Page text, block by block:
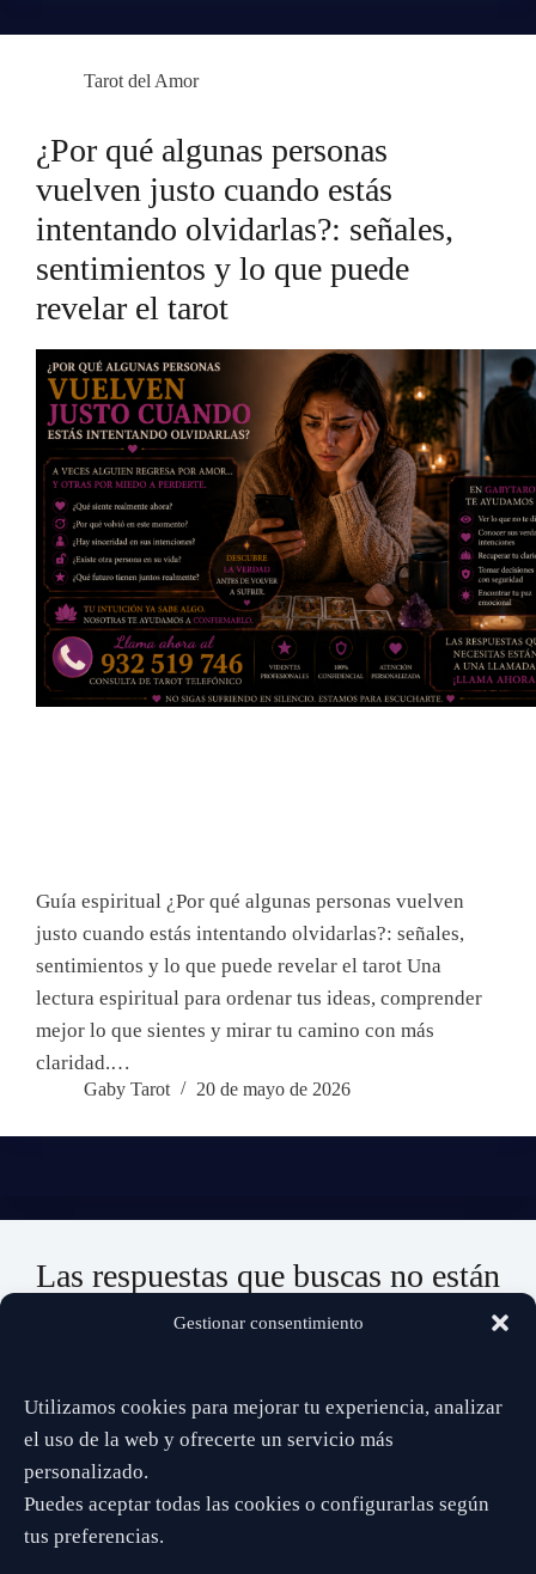
Gestionar consentimiento
Utilizamos cookies para mejorar tu experiencia, analizar
el uso de la web y ofrecerte un servicio más
personalizado.
Puedes aceptar todas las cookies o configurarlas según
tus preferencias.
Tarot del Amor
¿Por qué algunas personas
vuelven justo cuando estás
intentando olvidarlas?: señales,
sentimientos y lo que puede
revelar el tarot
Guía espiritual ¿Por qué algunas personas vuelven
justo cuando estás intentando olvidarlas?: señales,
sentimientos y lo que puede revelar el tarot Una
lectura espiritual para ordenar tus ideas, comprender
mejor lo que sientes y mirar tu camino con más
claridad.…
Gaby Tarot 20 de mayo de 2026
Las respuestas que buscas no están
lejos…
📞 932 519 746
✔️ Directo ✔️ Privado ✔️ Sin esperas